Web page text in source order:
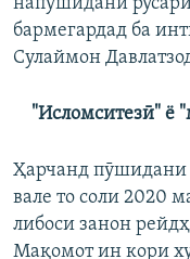
бармегардад ба
Сулаймон
"Исломситезӣ" ё
Ҳарчанд пӯшидани
вале то соли 2020
либоси занон
Мақомот ин кори